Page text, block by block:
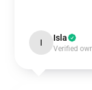
I Isla
Verified